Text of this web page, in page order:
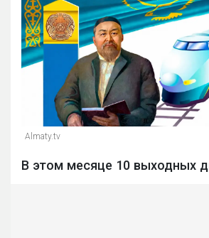
Almaty.tv
В этом месяце 10 выходных